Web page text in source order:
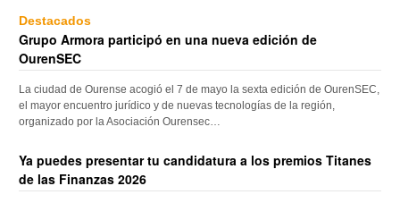
Destacados
Grupo Armora participó en una nueva edición de
OurenSEC
La ciudad de Ourense acogió el 7 de mayo la sexta edición de OurenSEC,
el mayor encuentro jurídico y de nuevas tecnologías de la región,
organizado por la Asociación Ourensec…
Ya puedes presentar tu candidatura a los premios Titanes
de las Finanzas 2026